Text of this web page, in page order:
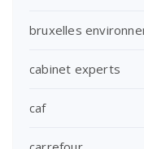
bruxelles
cabinet experts
caf